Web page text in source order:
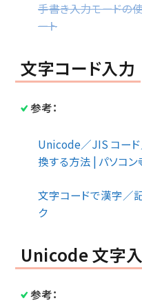
手書き入力モードの
ート
文字コード入力
参考：
Unicode／JIS コー
換する方法 | パソコ
文字コードで漢字／
ク
Unicode 文字
参考：